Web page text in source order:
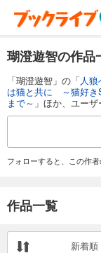
瑚澄遊智の作品
「瑚澄遊智」の「人
は猫と共に ～猫好き
まで～ 」ほか、ユー
フォローすると、この作
作品一覧
新着順